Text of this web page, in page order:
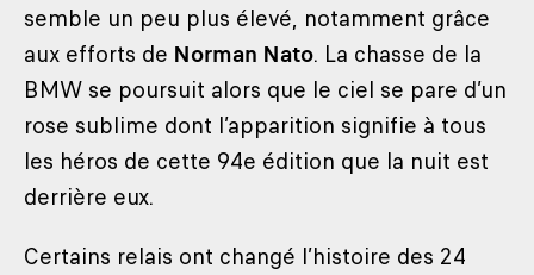
semble un peu plus élevé, notamment grâce
aux efforts de Norman Nato. La chasse de la
BMW se poursuit alors que le ciel se pare d’un
rose sublime dont l’apparition signifie à tous
les héros de cette 94e édition que la nuit est
derrière eux.
Certains relais ont changé l’histoire des 24